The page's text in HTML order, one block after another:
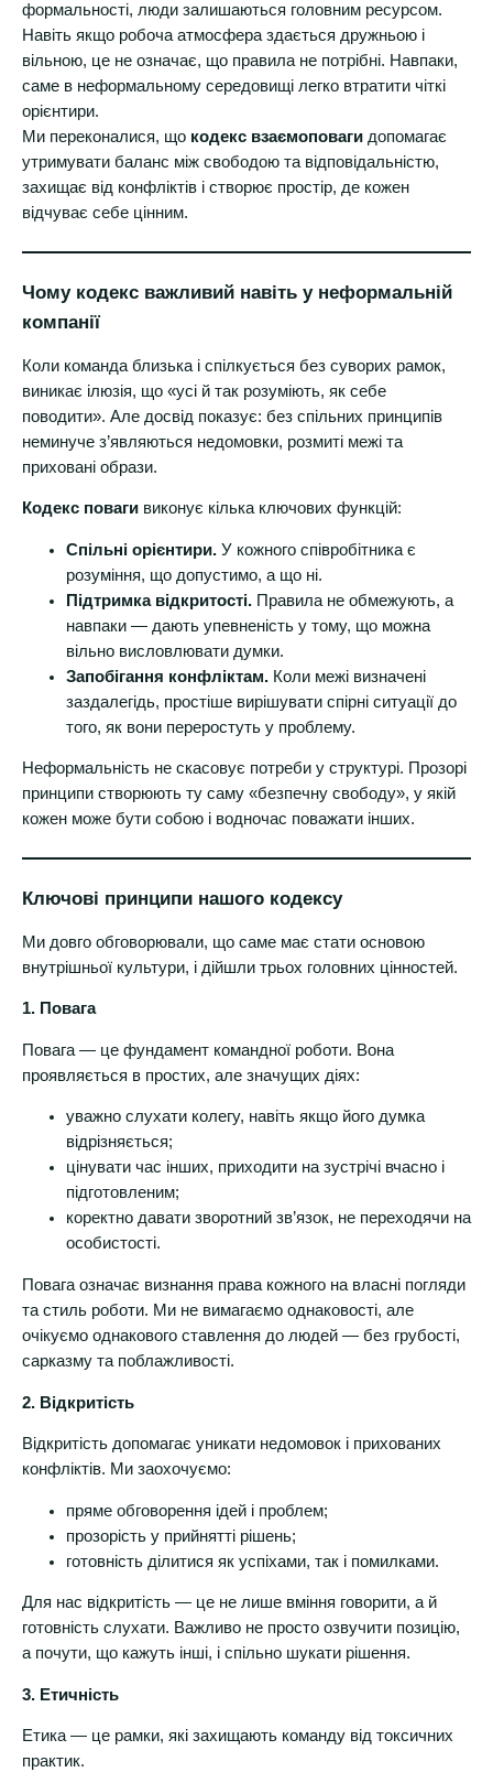
формальності, люди залишаються головним ресурсом.
Навіть якщо робоча атмосфера здається дружньою і
вільною, це не означає, що правила не потрібні. Навпаки,
саме в неформальному середовищі легко втратити чіткі
орієнтири.
Ми переконалися, що кодекс взаємоповаги допомагає
утримувати баланс між свободою та відповідальністю,
захищає від конфліктів і створює простір, де кожен
відчуває себе цінним.
Чому кодекс важливий навіть у неформальній
компанії
Коли команда близька і спілкується без суворих рамок,
виникає ілюзія, що «усі й так розуміють, як себе
поводити». Але досвід показує: без спільних принципів
неминуче з’являються недомовки, розмиті межі та
приховані образи.
Кодекс поваги виконує кілька ключових функцій:
Спільні орієнтири. У кожного співробітника є
розуміння, що допустимо, а що ні.
Підтримка відкритості. Правила не обмежують, а
навпаки — дають упевненість у тому, що можна
вільно висловлювати думки.
Запобігання конфліктам. Коли межі визначені
заздалегідь, простіше вирішувати спірні ситуації до
того, як вони переростуть у проблему.
Неформальність не скасовує потреби у структурі. Прозорі
принципи створюють ту саму «безпечну свободу», у якій
кожен може бути собою і водночас поважати інших.
Ключові принципи нашого кодексу
Ми довго обговорювали, що саме має стати основою
внутрішньої культури, і дійшли трьох головних цінностей.
1. Повага
Повага — це фундамент командної роботи. Вона
проявляється в простих, але значущих діях:
уважно слухати колегу, навіть якщо його думка
відрізняється;
цінувати час інших, приходити на зустрічі вчасно і
підготовленим;
коректно давати зворотний зв’язок, не переходячи на
особистості.
Повага означає визнання права кожного на власні погляди
та стиль роботи. Ми не вимагаємо однаковості, але
очікуємо однакового ставлення до людей — без грубості,
сарказму та поблажливості.
2. Відкритість
Відкритість допомагає уникати недомовок і прихованих
конфліктів. Ми заохочуємо:
пряме обговорення ідей і проблем;
прозорість у прийнятті рішень;
готовність ділитися як успіхами, так і помилками.
Для нас відкритість — це не лише вміння говорити, а й
готовність слухати. Важливо не просто озвучити позицію,
а почути, що кажуть інші, і спільно шукати рішення.
3. Етичність
Етика — це рамки, які захищають команду від токсичних
практик.